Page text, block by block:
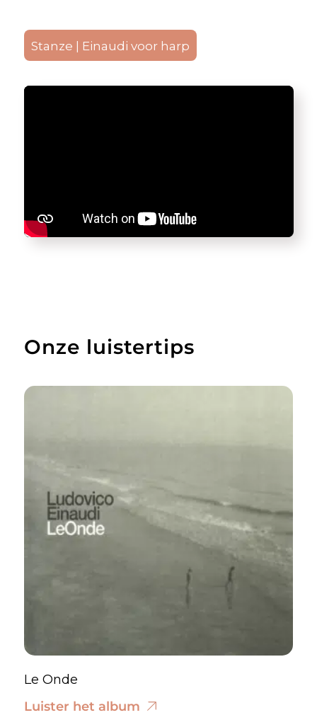
Stanze | Einaudi voor harp
Onze luistertips
Le Onde
Luister het album